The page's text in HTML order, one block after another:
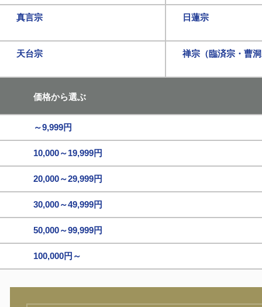
真言宗 日蓮宗
天台宗 禅宗（臨済宗・曹
価格から選ぶ
～9,999円
10,000～19,999円
20,000～29,999円
30,000～49,999円
50,000～99,999円
100,000円～